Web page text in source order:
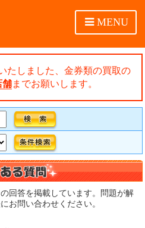
MENU
たしました、金券類の買取の
舗までお願いします。
回答を掲載しています。問題が解
お問い合わせください。